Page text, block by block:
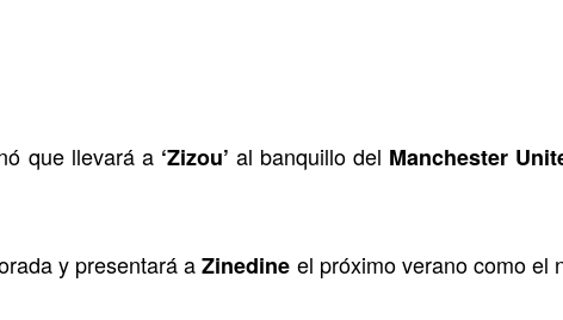
que llevará a ‘Zizou’ al banquillo del Manchester
y presentará aZinedine el próximo verano como el